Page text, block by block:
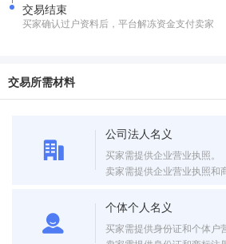
交易结束
买家确认过户资料后，平台解冻资金支付卖家
交易所需材料
公司法人名义
买家需提供企业营业执照。
卖家需提供企业营业执照和
个体个人名义
买家需提供身份证和个体户